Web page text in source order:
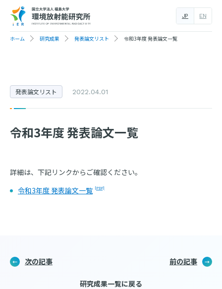
EN
JP
ホーム 研究成果 発表論文リスト 令和3年度 発表論文一覧
令和3年度 発表論文一覧
発表論文リスト 2022.04.01
詳細は、下記リンクからご確認ください。
令和3年度 発表論文一覧
次の記事 前の記事
研究成果一覧に戻る